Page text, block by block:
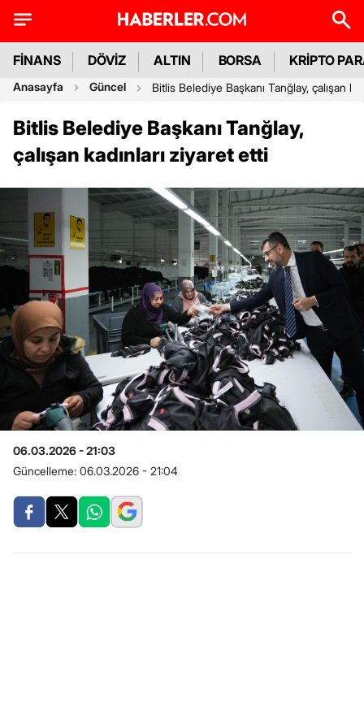
FİNANS DÖVİZ ALTIN BORSA KRİPTO
Anasayfa Güncel Bitlis Belediye Başkanı Tanğlay, çalışan
Bitlis Belediye Başkanı Tanğlay,
çalışan kadınları ziyaret etti
06.03.2026 - 21:03
Güncelleme: 06.03.2026 - 21:04